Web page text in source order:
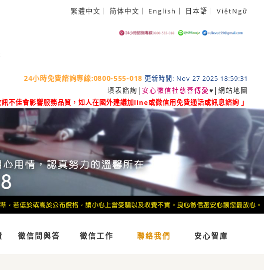
繁體中文 ｜ 简体中文 ｜ English ｜ 日本語 ｜ ViệtNgữ
24小時免費諮詢專線:0800-555-018 更新時間: Nov 27 2025 18:59:31
填表諮詢
安心徵信社慈善傳愛♥│ 網站地圖
不佳會影響服務品質，如人在國外建議加line或微信用免費通話或訊息諮詢 」
徵信問與答 徵信工作 聯絡我們 安心智庫